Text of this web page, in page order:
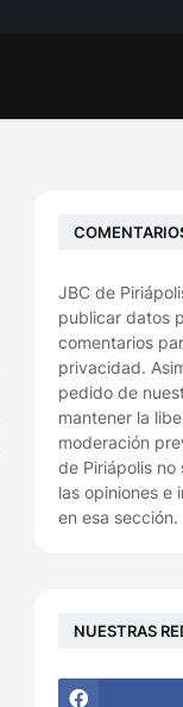
JBC de
publicar datos
comentarios
privacidad.
pedido de
mantener la
moderación
de Piriápolis no
las opiniones e
en esa sección.
NUESTRAS